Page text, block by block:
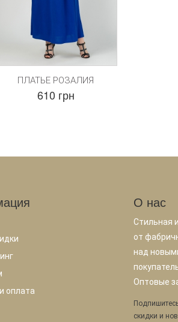
ПЛАТЬЕ РОЗАЛИЯ
610 грн
оплата
О нас
Стильная
от
над
Оптовые
скидки и